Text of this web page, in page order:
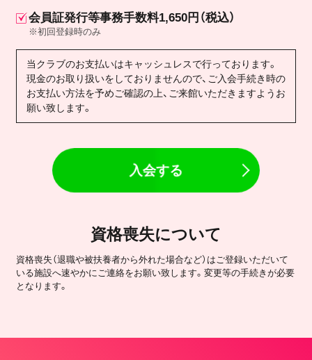
会員証発行等事務手数料1,650円（税込）
※初回登録時のみ
当クラブのお支払いはキャッシュレスで行っております。
現金のお取り扱いをしておりませんので、ご入会手続き時の
お支払い方法を予めご確認の上、ご来館いただきますようお
願い致します。
入会する
資格喪失について
資格喪失（退職や被扶養者から外れた場合など）はご登録いただいて
いる施設へ速やかにご連絡をお願い致します。変更等の手続きが必要
となります。